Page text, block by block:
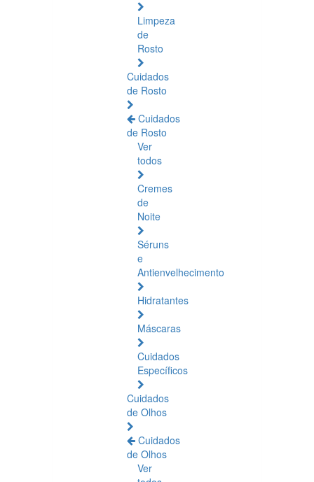
Limpeza
de
Rosto
Cuidados
de Rosto
Cuidados
de Rosto
Ver
todos
Cremes
de
Noite
Séruns
e
Antienvelhecimento
Hidratantes
Máscaras
Cuidados
Específicos
Cuidados
de Olhos
Cuidados
de Olhos
Ver